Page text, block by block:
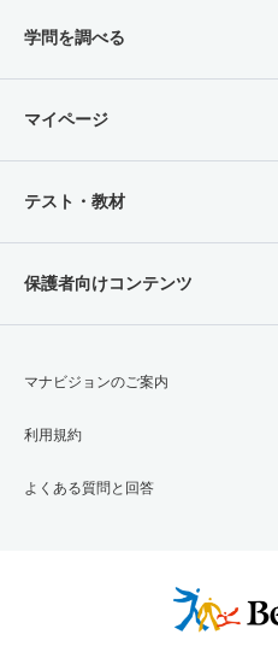
学問を調べる
マイページ
テスト・教材
保護者向けコンテンツ
マナビジョンのご案内
利用規約
よくある質問と回答